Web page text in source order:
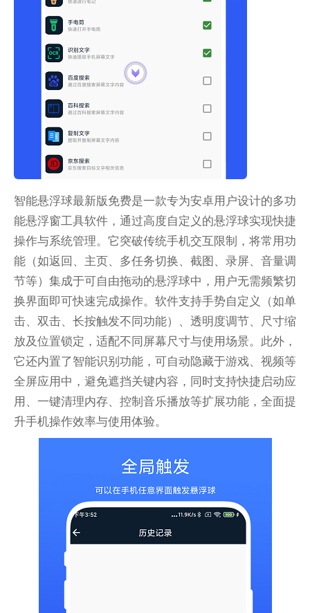
智能悬浮球最新版免费是一款专为安卓用户设计的多功
能悬浮窗工具软件，通过高度自定义的悬浮球实现快捷
操作与系统管理。它突破传统手机交互限制，将常用功
能（如返回、主页、多任务切换、截图、录屏、音量调
节等）集成于可自由拖动的悬浮球中，用户无需频繁切
换界面即可快速完成操作。软件支持手势自定义（如单
击、双击、长按触发不同功能）、透明度调节、尺寸缩
放及位置锁定，适配不同屏幕尺寸与使用场景。此外，
它还内置了智能识别功能，可自动隐藏于游戏、视频等
全屏应用中，避免遮挡关键内容，同时支持快捷启动应
用、一键清理内存、控制音乐播放等扩展功能，全面提
升手机操作效率与使用体验。